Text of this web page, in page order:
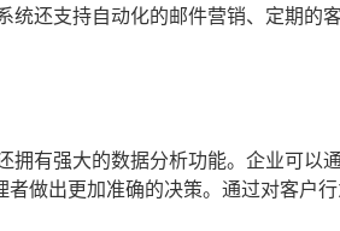
统还支持自动化的邮件营销、定期的
拥有强大的数据分析功能。企业可以
做出更加准确的决策。通过对客户